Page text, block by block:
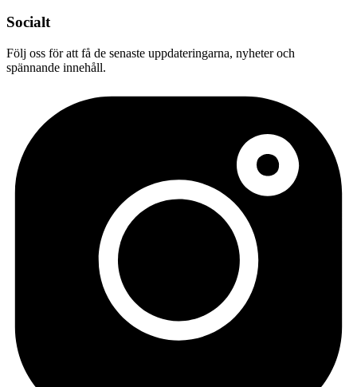
Socialt
Följ oss för att få de senaste uppdateringarna, nyheter och
spännande innehåll.